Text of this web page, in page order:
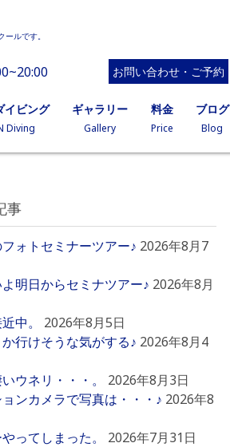
ルです。
お問い合わせ・ご予約
イビング
Diving
ギャラリー
Gallery
料金
Price
ブログ
Blog
事
ォトセミナーツアー♪ 2026年8月7
明日からセミナツアー♪ 2026年8月
中。
2026年8月5日
行けそうな気がする♪ 2026年8月4
ウネリ・・・。
2026年8月3日
ンカメラで写真は・・・♪ 2026年8
ってしまった。
2026年7月31日